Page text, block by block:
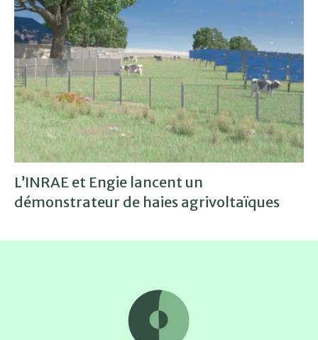
L’INRAE et Engie lancent un
démonstrateur de haies agrivoltaïques